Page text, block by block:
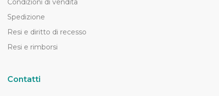
Condizioni di vendita
Spedizione
Resi e diritto di recesso
Resi e rimborsi
Contatti